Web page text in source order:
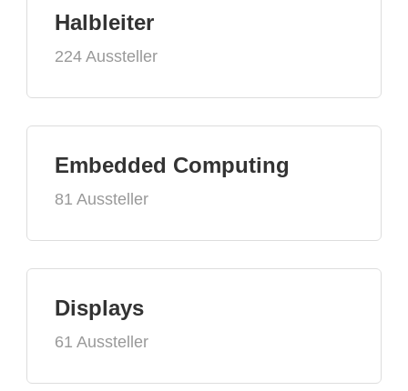
Halbleiter
224 Aussteller
Embedded Computing
81 Aussteller
Displays
61 Aussteller